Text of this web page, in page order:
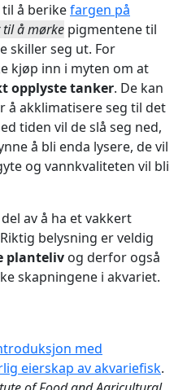
å berikefargen på
til å mørke pigmentene til
skiller seg ut. For
kjøp inn i myten om at
opplyste tanker. De kan
å akklimatisere seg til det
tiden vil de slå seg ned,
å bli enda lysere, de vil
og vannkvaliteten vil bli
av å ha et vakkert
belysning er veldig
planteliv og derfor også
skapningene i akvariet.
med
eierskap av akvariefisk.